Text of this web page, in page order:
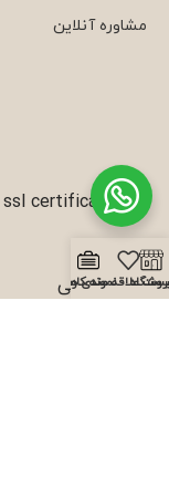
مشاوره آنلاین
علاقه مندی ها
نمونه کارها